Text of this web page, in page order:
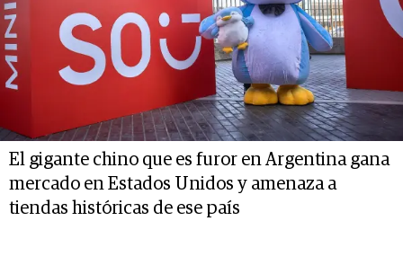
El gigante chino que es furor en Argentina gana
mercado en Estados Unidos y amenaza a
tiendas históricas de ese país